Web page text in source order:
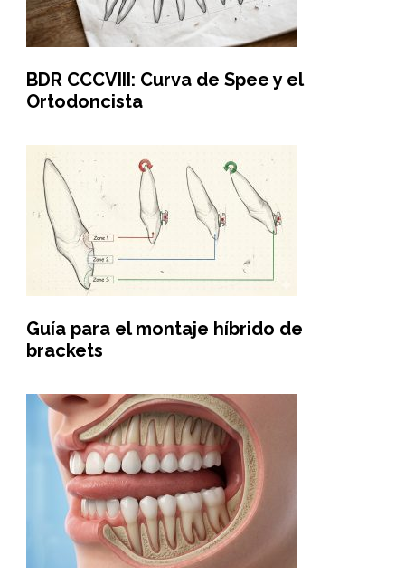
BDR CCCVIII: Curva de Spee y el
Ortodoncista
Guía para el montaje híbrido de
brackets